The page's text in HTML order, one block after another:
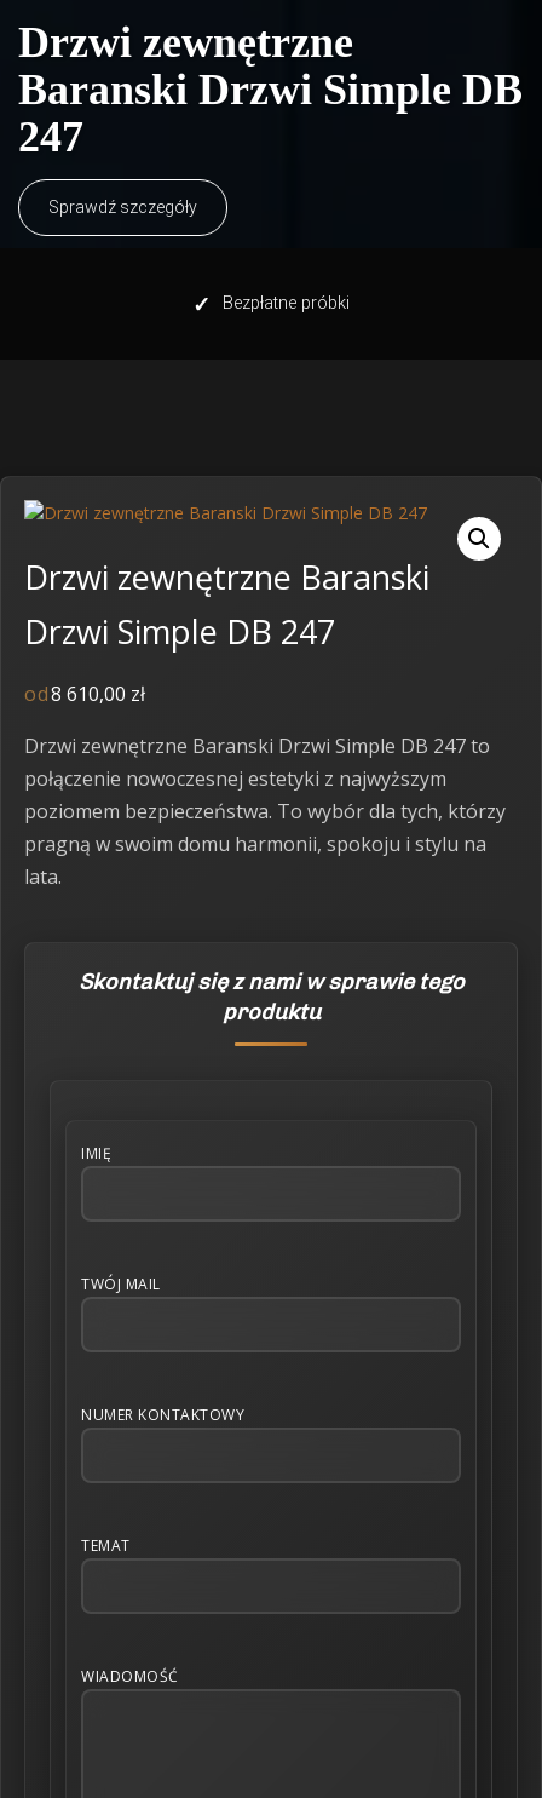
Drzwi zewnętrzne
Baranski Drzwi Simple DB
247
Sprawdź szczegóły
✓ Bezpłatne próbki
Drzwi zewnętrzne Baranski
Drzwi Simple DB 247
od8 610,00 zł
Drzwi zewnętrzne Baranski Drzwi Simple DB 247 to
połączenie nowoczesnej estetyki z najwyższym
poziomem bezpieczeństwa. To wybór dla tych, którzy
pragną w swoim domu harmonii, spokoju i stylu na
lata.
Skontaktuj się z nami w sprawie tego
produktu
IMIĘ
TWÓJ MAIL
NUMER KONTAKTOWY
TEMAT
WIADOMOŚĆ